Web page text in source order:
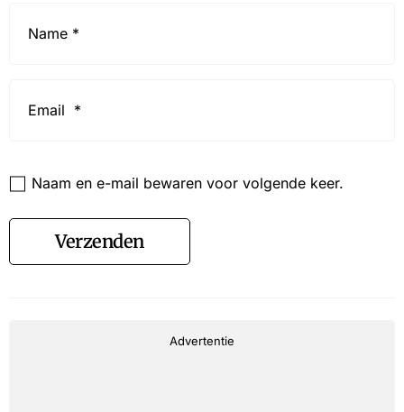
Naam en e-mail bewaren voor volgende keer.
Verzenden
Advertentie